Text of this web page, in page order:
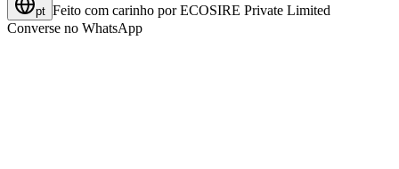
pt Feito com carinho por ECOSIRE Private Limited
Converse no WhatsApp